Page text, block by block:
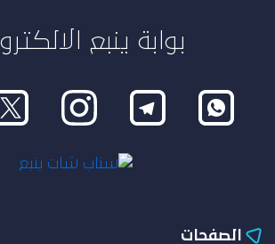
الصفحات
بوابة ينبع